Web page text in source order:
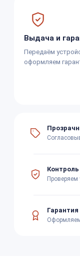
Выдача и
Передаём
оформляем
Проверяем
Оформляем